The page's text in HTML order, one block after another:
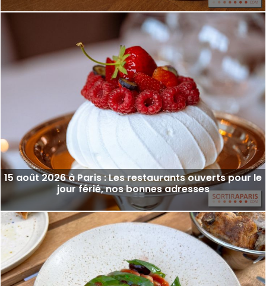
15 août 2026 à Paris : Les restaurants ouverts pour le
jour férié, nos bonnes adresses